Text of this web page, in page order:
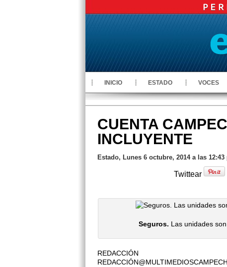
INICIO ESTADO VOCES
CUENTA
INCLUYENTE
Estado, Lunes 6 octubre, 2014 a las 12:43
Twittear
Seguros. Las unidades
REDACCIÓN